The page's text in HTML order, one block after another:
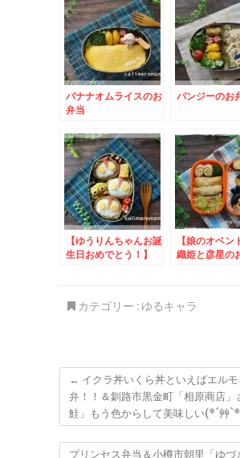
バナナオムライスのお
弁当
パンジーのお
【ゆうりんちゃんお誕
生日おめでとう！】
【娘のオベ
織姫と彦星の
カテゴリー : ゆるキャラ
← イクラ丼いくら丼といえばエルモ
弁！！＆釧路市黒金町「相原商店」
鮭」もう色からして美味しい(*´艸
プリンセス弁当＆小樽市朝里「ゆづ